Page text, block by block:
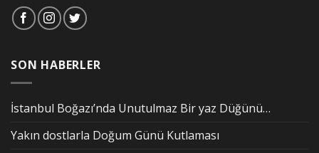
SON HABERLER
İstanbul Boğazı’nda Unutulmaz Bir yaz Düğünü…
Yakın dostlarla Doğum Günü Kutlaması